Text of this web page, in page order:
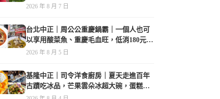
原住民歷史
2026 年 8 月 7 日
台北中正｜周公公重慶鍋霸｜一個人也可
以享用酸菜魚、重慶毛血旺，低消180元，
珍珠奶茶免費喝到爽
2026 年 8 月 5 日
基隆中正｜司令洋食廚房｜夏天走進百年
古蹟吃冰品，芒果雲朵冰超大碗，蛋糕、
甜點及炸物都在水準之上